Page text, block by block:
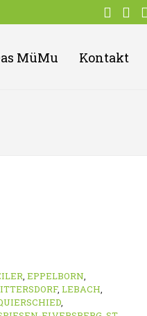
MüMu Kontakt
, EPPELBORN,
, LEBACH,
,